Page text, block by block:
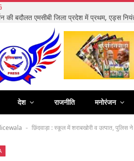
देश राजनीति मनोरंजन
- छिंदवाड़ा : स्कूल में शराबखोरी व उत्पात, पुलिस ने